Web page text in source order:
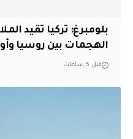
بلومبرغ: تركيا تقيد
الهجمات بين روسيا
قبل 5 ساعات